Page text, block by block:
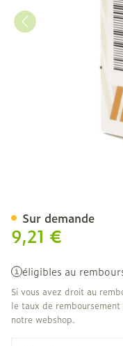
9,21 €
éligibles au
Si vous avez droit au
le taux de
notre webshop.
Sur demande